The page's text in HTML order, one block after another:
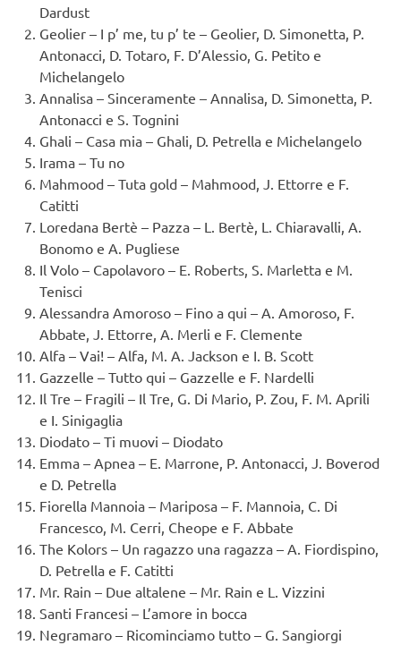
Dardust
Geolier – I p’ me, tu p’ te – Geolier, D. Simonetta, P.
Antonacci, D. Totaro, F. D’Alessio, G. Petito e
Michelangelo
Annalisa – Sinceramente – Annalisa, D. Simonetta, P.
Antonacci e S. Tognini
Ghali – Casa mia – Ghali, D. Petrella e Michelangelo
Irama – Tu no
Mahmood – Tuta gold – Mahmood, J. Ettorre e F.
Catitti
Loredana Bertè – Pazza – L. Bertè, L. Chiaravalli, A.
Bonomo e A. Pugliese
Il Volo – Capolavoro – E. Roberts, S. Marletta e M.
Tenisci
Alessandra Amoroso – Fino a qui – A. Amoroso, F.
Abbate, J. Ettorre, A. Merli e F. Clemente
Alfa – Vai! – Alfa, M. A. Jackson e I. B. Scott
Gazzelle – Tutto qui – Gazzelle e F. Nardelli
Il Tre – Fragili – Il Tre, G. Di Mario, P. Zou, F. M. Aprili
e I. Sinigaglia
Diodato – Ti muovi – Diodato
Emma – Apnea – E. Marrone, P. Antonacci, J. Boverod
e D. Petrella
Fiorella Mannoia – Mariposa – F. Mannoia, C. Di
Francesco, M. Cerri, Cheope e F. Abbate
The Kolors – Un ragazzo una ragazza – A. Fiordispino,
D. Petrella e F. Catitti
Mr. Rain – Due altalene – Mr. Rain e L. Vizzini
Santi Francesi – L’amore in bocca
Negramaro – Ricominciamo tutto – G. Sangiorgi